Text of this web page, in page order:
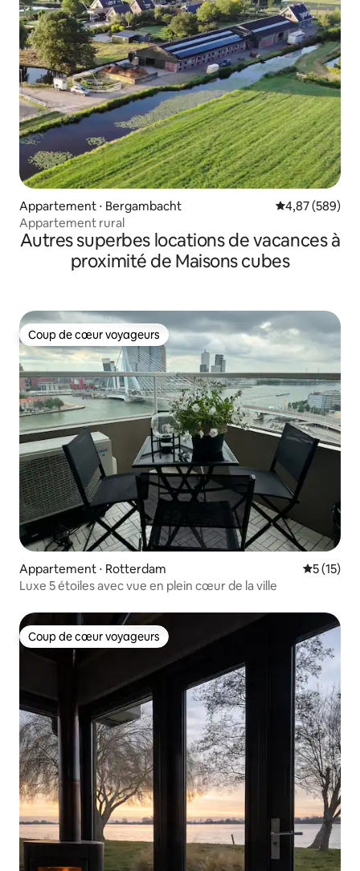
Appartement ⋅ Bergambacht Évaluation
4,87 (589)
Appartement rural
Autres superbes locations de vacances à
proximité de Maisons cubes
Coup de cœur voyageurs
Coup de cœur voyageurs
Appartement ⋅ Rotterdam
5 (15)
Luxe 5 étoiles avec vue en plein cœur de la ville
Coup de cœur voyageurs
Coup de cœur voyageurs